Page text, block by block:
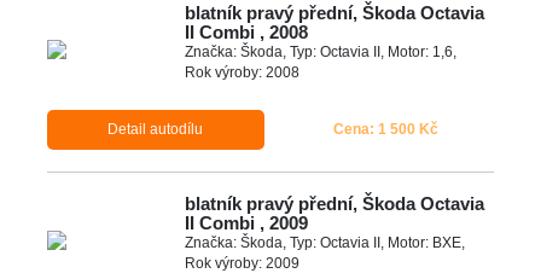
blatník pravý přední, Škoda Octavia
II Combi , 2008
Značka: Škoda, Typ: Octavia II, Motor: 1,6,
Rok výroby: 2008
Detail autodílu Cena: 1 500 Kč
blatník pravý přední, Škoda Octavia
II Combi , 2009
Značka: Škoda, Typ: Octavia II, Motor: BXE,
Rok výroby: 2009